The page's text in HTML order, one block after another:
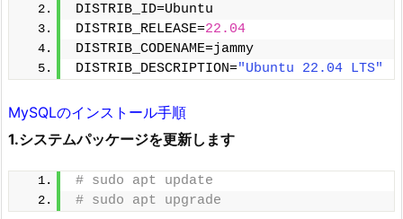
DISTRIB_ID=Ubuntu
DISTRIB_RELEASE=22.04
DISTRIB_CODENAME=jammy
DISTRIB_DESCRIPTION="Ubuntu 22.04 LTS"
MySQLのインストール手順
1.システムパッケージを更新します
# sudo apt update
# sudo apt upgrade